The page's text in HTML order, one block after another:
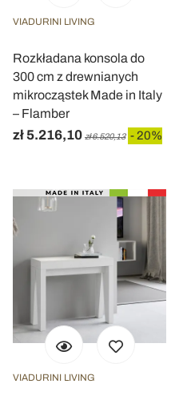
VIADURINI LIVING
Rozkładana konsola do
300 cm z drewnianych
mikrocząstek Made in Italy
– Flamber
zł 5.216,10 zł 6.520,13 - 20%
VIADURINI LIVING